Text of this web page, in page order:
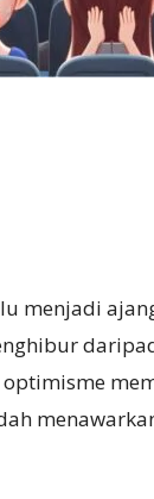
menjadi